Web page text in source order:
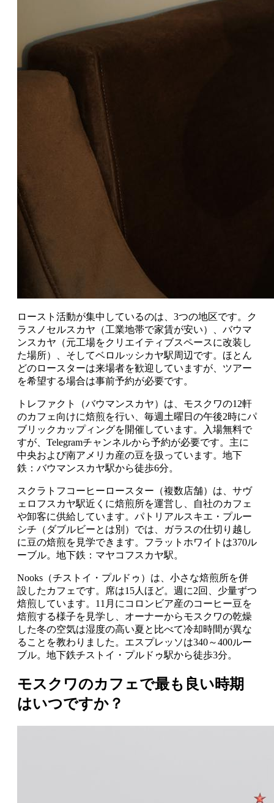
ロースト活動が集中しているのは、3つの地区です。ク
ラスノセルスカヤ（工業地帯で家賃が安い）、バウマ
ンスカヤ（元工場をクリエイティブスペースに改装し
た場所）、そしてベロルッシカヤ駅周辺です。ほとん
どのロースターは来場者を歓迎していますが、ツアー
を希望する場合は事前予約が必要です。
トレファクト（バウマンスカヤ）は、モスクワの12軒
のカフェ向けに焙煎を行い、毎週土曜日の午後2時にパ
ブリックカップィングを開催しています。入場無料で
すが、Telegramチャンネルから予約が必要です。主に
中央および南アメリカ産の豆を扱っています。地下
鉄：バウマンスカヤ駅から徒歩6分。
スクラトフコーヒーロースター（複数店舗）は、サヴ
ェロフスカヤ駅近くに焙煎所を運営し、自社のカフェ
や卸客に供給しています。パトリアルスキエ・プルー
シチ（ダブルビーとは別）では、ガラスの仕切り越し
に豆の焙煎を見学できます。フラットホワイトは370ル
ーブル。地下鉄：マヤコフスカヤ駅。
Nooks（チストイ・プルドゥ）は、小さな焙煎所を併
設したカフェです。席は15人ほど。週に2回、少量ずつ
焙煎しています。11月にコロンビア産のコーヒー豆を
焙煎する様子を見学し、オーナーからモスクワの乾燥
した冬の空気は湿度の高い夏と比べて冷却時間が異な
ることを教わりました。エスプレッソは340～400ルー
ブル。地下鉄チストイ・プルドゥ駅から徒歩3分。
モスクワのカフェで最も良い時期
はいつですか？